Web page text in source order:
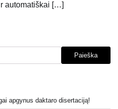
automatiškai […]
Paieška
apgynus daktaro disertaciją!